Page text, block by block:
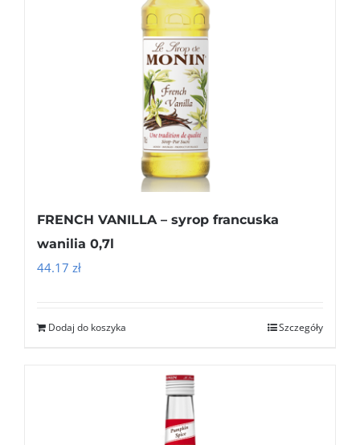
FRENCH VANILLA – syrop francuska
wanilia 0,7l
44.17 zł
Dodaj do koszyka Szczegóły